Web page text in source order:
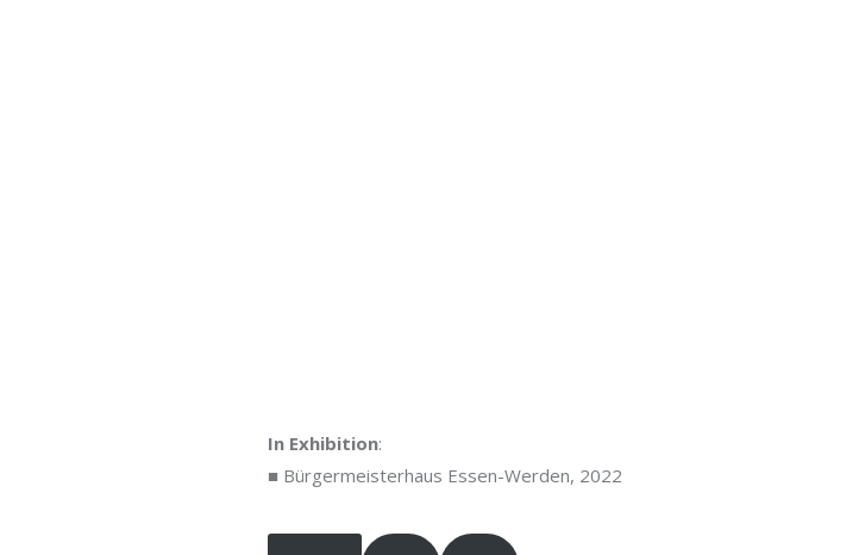
In Exhibition:
■ Bürgermeisterhaus Essen-Werden, 2022